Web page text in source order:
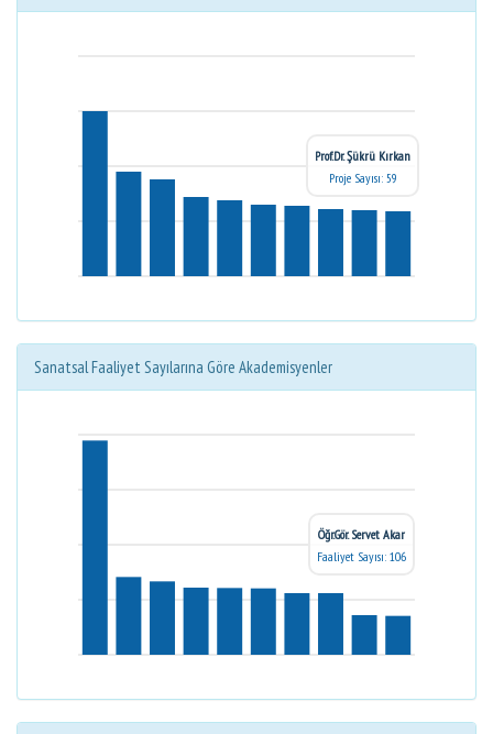
Prof.Dr. Şükrü Kırkan
Proje Sayısı: 59
Sanatsal Faaliyet Sayılarına Göre Akademisyenler
Öğr.Gör. Servet Akar
Faaliyet Sayısı: 106